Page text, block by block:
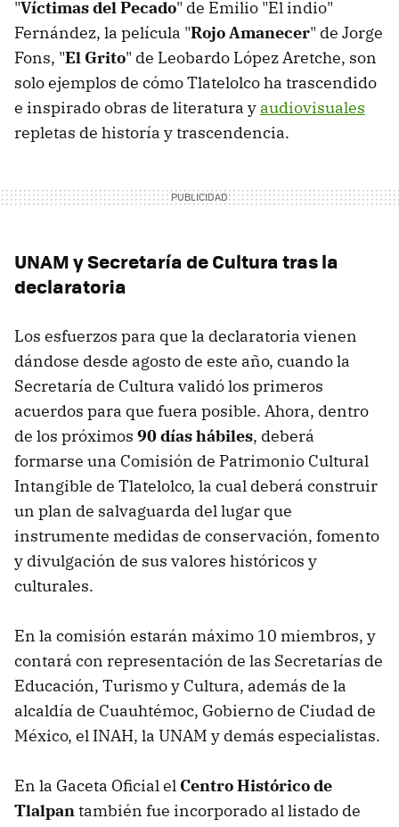
"Víctimas del Pecado" de Emilio "El indio"
Fernández, la película "Rojo Amanecer" de Jorge
Fons, "El Grito" de Leobardo López Aretche, son
solo ejemplos de cómo Tlatelolco ha trascendido
e inspirado obras de literatura y audiovisuales
repletas de historía y trascendencia.
UNAM y Secretaría de Cultura tras la
declaratoria
Los esfuerzos para que la declaratoria vienen
dándose desde agosto de este año, cuando la
Secretaría de Cultura validó los primeros
acuerdos para que fuera posible. Ahora, dentro
de los próximos 90 días hábiles, deberá
formarse una Comisión de Patrimonio Cultural
Intangible de Tlatelolco, la cual deberá construir
un plan de salvaguarda del lugar que
instrumente medidas de conservación, fomento
y divulgación de sus valores históricos y
culturales.
En la comisión estarán máximo 10 miembros, y
contará con representación de las Secretarías de
Educación, Turismo y Cultura, además de la
alcaldía de Cuauhtémoc, Gobierno de Ciudad de
México, el INAH, la UNAM y demás especialistas.
En la Gaceta Oficial el Centro Histórico de
Tlalpantambién fue incorporado al listado de